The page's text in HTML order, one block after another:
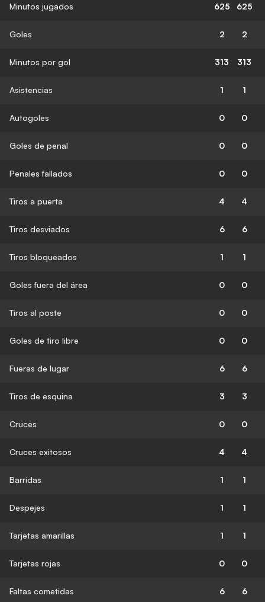
Minutos jugados 625 625
Goles 2 2
Minutos por gol 313 313
Asistencias 1 1
Autogoles 0 0
Goles de penal 0 0
Penales fallados 0 0
Tiros a puerta 4 4
Tiros desviados 6 6
Tiros bloqueados 1 1
Goles fuera del área 0 0
Tiros al poste 0 0
Goles de tiro libre 0 0
Fueras de lugar 6 6
Tiros de esquina 3 3
Cruces 0 0
Cruces exitosos 4 4
Barridas 1 1
Despejes 1 1
Tarjetas amarillas 1 1
Tarjetas rojas 0 0
Faltas cometidas 6 6